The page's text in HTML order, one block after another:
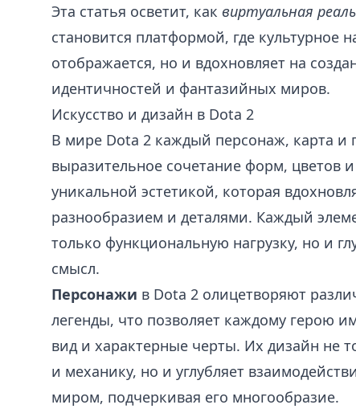
Эта статья осветит, как виртуальная
становится платформой, где культурное
отображается, но и вдохновляет на
идентичностей и фантазийных миров.
Искусство и дизайн в Dota 2
В мире Dota 2 каждый персонаж, карта и
выразительное сочетание форм, цветов
уникальной эстетикой, которая
разнообразием и деталями. Каждый
только функциональную нагрузку, но и
смысл.
Персонажи в Dota 2 олицетворяют
легенды, что позволяет каждому герою
вид и характерные черты. Их дизайн не
и механику, но и углубляет
миром, подчеркивая его многообразие.